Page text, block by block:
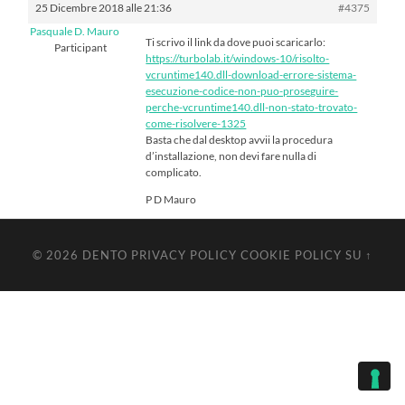
25 Dicembre 2018 alle 21:36
#4375
Pasquale D. Mauro
Participant
Ti scrivo il link da dove puoi scaricarlo:
https://turbolab.it/windows-10/risolto-
vcruntime140.dll-download-errore-sistema-
esecuzione-codice-non-puo-proseguire-
perche-vcruntime140.dll-non-stato-trovato-
come-risolvere-1325
Basta che dal desktop avvii la procedura
d’installazione, non devi fare nulla di
complicato.
P D Mauro
© 2026 DENTO PRIVACY POLICY COOKIE POLICY SU ↑